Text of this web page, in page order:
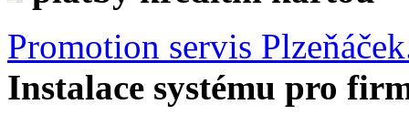
Promotion servis
Instalace systému pro